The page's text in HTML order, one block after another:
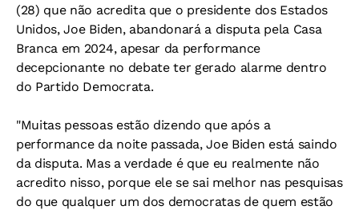
(28) que não acredita que o presidente dos Estados
Unidos, Joe Biden, abandonará a disputa pela Casa
Branca em 2024, apesar da performance
decepcionante no debate ter gerado alarme dentro
do Partido Democrata.
"Muitas pessoas estão dizendo que após a
performance da noite passada, Joe Biden está saindo
da disputa. Mas a verdade é que eu realmente não
acredito nisso, porque ele se sai melhor nas pesquisas
do que qualquer um dos democratas de quem estão